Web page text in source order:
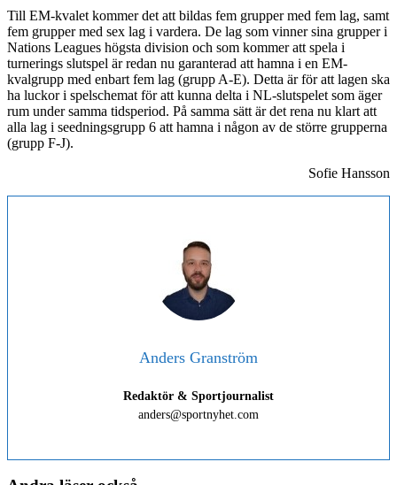
Till EM-kvalet kommer det att bildas fem grupper med fem lag, samt
fem grupper med sex lag i vardera. De lag som vinner sina grupper i
Nations Leagues högsta division och som kommer att spela i
turnerings slutspel är redan nu garanterad att hamna i en EM-
kvalgrupp med enbart fem lag (grupp A-E). Detta är för att lagen ska
ha luckor i spelschemat för att kunna delta i NL-slutspelet som äger
rum under samma tidsperiod. På samma sätt är det rena nu klart att
alla lag i seedningsgrupp 6 att hamna i någon av de större grupperna
(grupp F-J).
Sofie Hansson
Anders Granström
Redaktör & Sportjournalist
anders@sportnyhet.com